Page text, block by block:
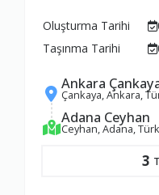
Oluşturma Tarihi
Taşınma Tarihi
Ankara
Çankaya, Ankara,
Adana Ceyhan
Ceyhan, Adana,
3